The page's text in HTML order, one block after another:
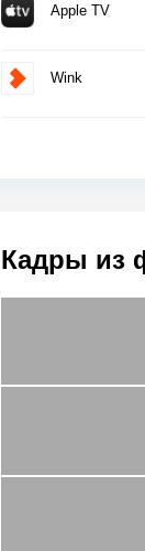
Apple TV
Wink
Кадры из